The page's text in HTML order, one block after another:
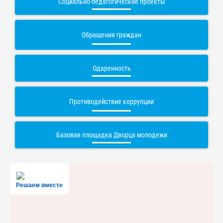
Обращения граждан
Одаренность
Противодействие коррупции
Базовая площадка Дворца молодежи
Решаем вместе